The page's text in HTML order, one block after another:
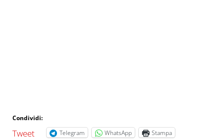
Condividi:
Tweet Telegram WhatsApp Stampa